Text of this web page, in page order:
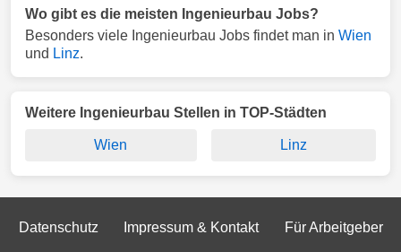
Wo gibt es die meisten Ingenieurbau Jobs?
Besonders viele Ingenieurbau Jobs findet man in Wien
und Linz.
Weitere Ingenieurbau Stellen in TOP-Städten
Wien Linz
Datenschutz Impressum & Kontakt Für Arbeitgeber